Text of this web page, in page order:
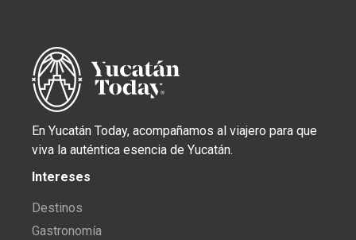
En Yucatán Today, acompañamos al viajero para que
viva la auténtica esencia de Yucatán.
Intereses
Destinos
Gastronomía